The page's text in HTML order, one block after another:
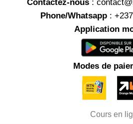
Contactez-nous :
Phone/Whatsapp: +237
Application
Modes de
Cours en